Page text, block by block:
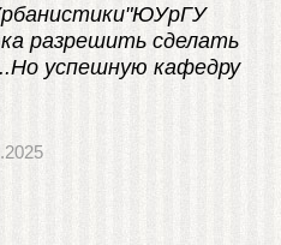
разрешить сделать
успешную кафедру